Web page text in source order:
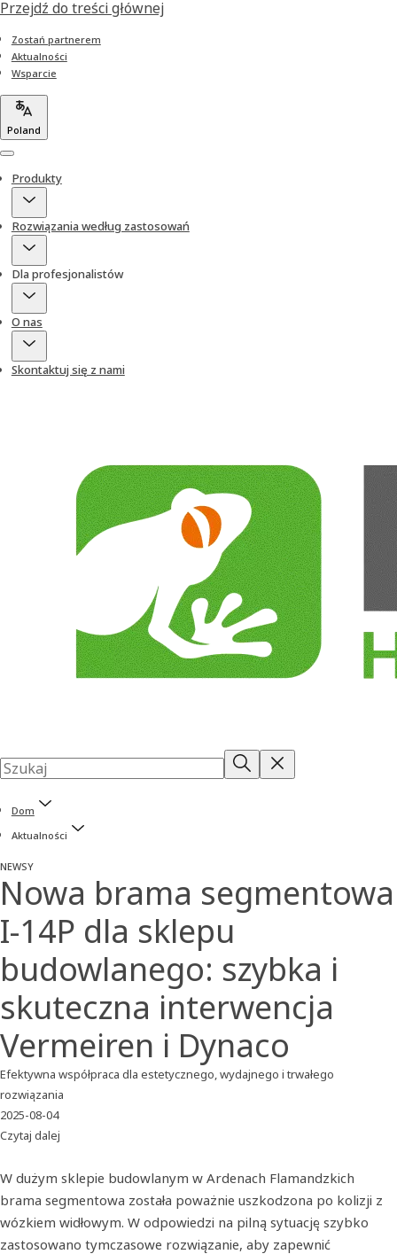
Przejdź do treści głównej
Zostań partnerem
Aktualności
Wsparcie
Poland
Menu
Produkty
Rozwiązania według zastosowań
Dla profesjonalistów
O nas
Skontaktuj się z nami
Dom
Aktualności
NEWSY
Nowa brama segmentowa
I-14P dla sklepu
budowlanego: szybka i
skuteczna interwencja
Vermeiren i Dynaco
Efektywna współpraca dla estetycznego, wydajnego i trwałego
rozwiązania
2025-08-04
Czytaj dalej
W dużym sklepie budowlanym w Ardenach Flamandzkich
brama segmentowa została poważnie uszkodzona po kolizji z
wózkiem widłowym. W odpowiedzi na pilną sytuację szybko
zastosowano tymczasowe rozwiązanie, aby zapewnić